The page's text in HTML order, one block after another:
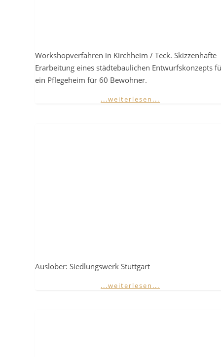
Workshopverfahren in Kirchheim / Teck. Skizzenhafte
Erarbeitung eines städtebaulichen Entwurfskonzepts
ein Pflegeheim für 60 Bewohner.
...weiterlesen...
Auslober: Siedlungswerk Stuttgart
...weiterlesen...